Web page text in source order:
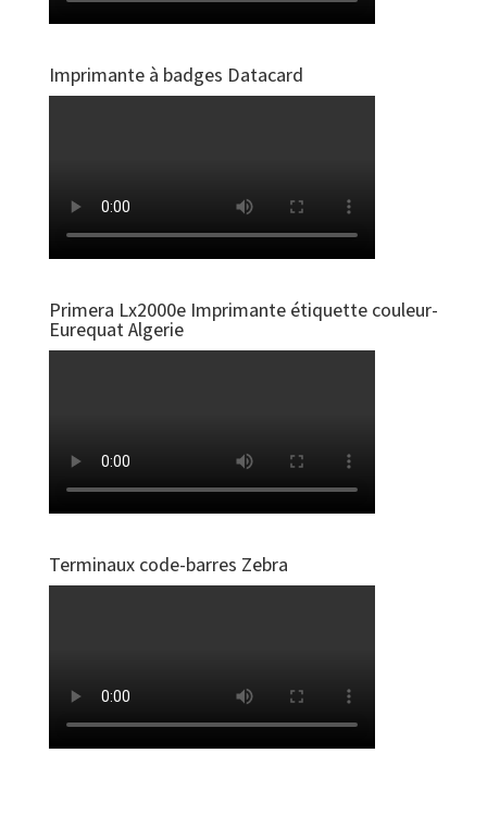
Imprimante à badges Datacard
Primera Lx2000e Imprimante étiquette couleur-
Eurequat Algerie
Terminaux code-barres Zebra